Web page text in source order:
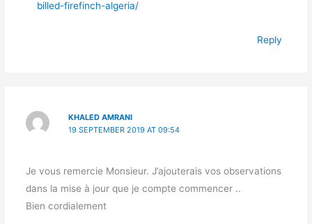
billed-firefinch-algeria/
Reply
KHALED AMRANI
19 SEPTEMBER 2019 AT 09:54
Je vous remercie Monsieur. J’ajouterais vos observations
dans la mise à jour que je compte commencer ..
Bien cordialement